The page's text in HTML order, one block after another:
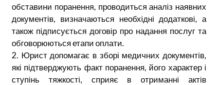
обставини поранення, проводиться аналіз наявних
документів, визначаються необхідні додаткові, а
також підписується договір про надання послуг та
обговорюються етапи оплати.
2. Юрист допомагає в зборі медичних документів,
які підтверджують факт поранення, його характер і
ступінь тяжкості, сприяє в отриманні актів